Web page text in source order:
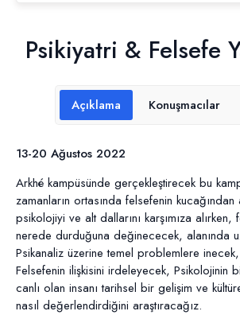
Psikiyatri & Felsefe
Açıklama Konuşmacılar
13-20 Ağustos 2022
Arkhé kampüsünde gerçekleştirecek bu
zamanların ortasında felsefenin kucağından
psikolojiyi ve alt dallarını karşımıza alırken,
nerede durduğuna değinececek, alanında
Psikanaliz üzerine temel problemlere
Felsefenin ilişkisini irdeleyecek, Psikolojinin
canlı olan insanı tarihsel bir gelişim ve
nasıl değerlendirdiğini araştıracağız.